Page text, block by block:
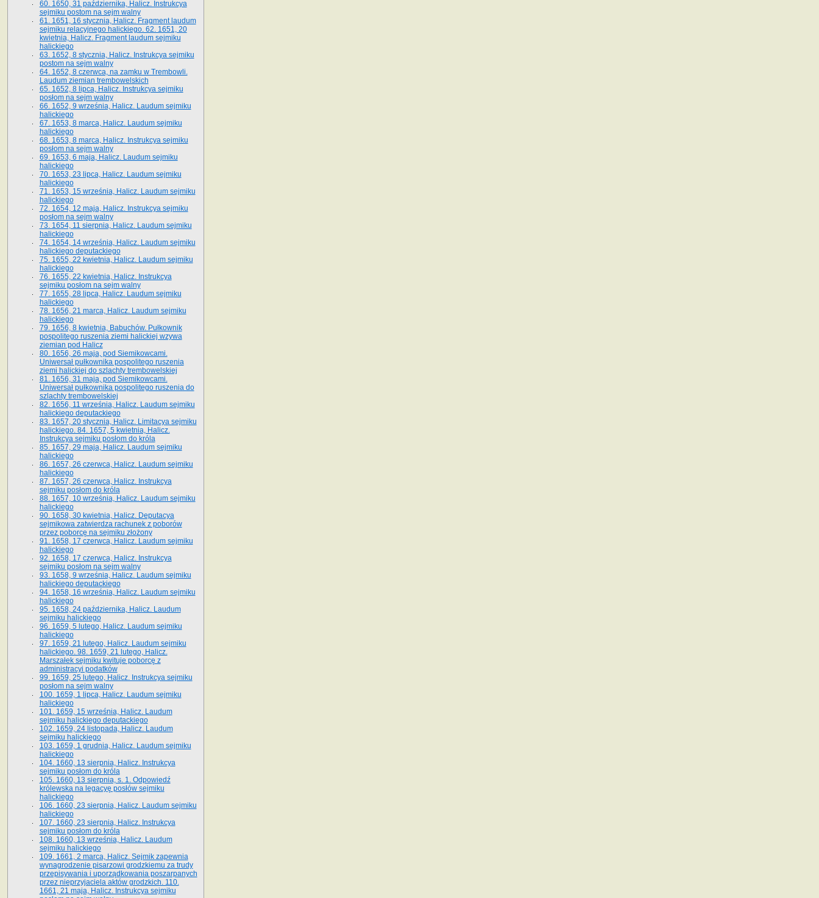
60. 1650, 31 października, Halicz. Instrukcya
sejmiku postom na sejm walny
61. 1651, 16 stycznia, Halicz. Fragment laudum
sejmiku relacyjnego halickiego. 62. 1651, 20
kwietnia, Halicz. Fragment laudum sejmiku
halickiego
63. 1652, 8 stycznia, Halicz. Instrukcya sejmiku
postom na sejm walny
64. 1652, 8 czerwca, na zamku w Trembowli.
Laudum ziemian trembowelskich
65. 1652, 8 lipca, Halicz. Instrukcya sejmiku
posłom na sejm walny
66. 1652, 9 września, Halicz. Laudum sejmiku
halickiego
67. 1653, 8 marca, Halicz. Laudum sejmiku
halickiego
68. 1653, 8 marca, Halicz. Instrukcya sejmiku
posłom na sejm walny
69. 1653, 6 maja, Halicz. Laudum sejmiku
halickiego
70. 1653, 23 lipca, Halicz. Laudum sejmiku
halickiego
71. 1653, 15 września, Halicz. Laudum sejmiku
halickiego
72. 1654, 12 maja, Halicz. Instrukcya sejmiku
posłom na sejm walny
73. 1654, 11 sierpnia, Halicz. Laudum sejmiku
halickiego
74. 1654, 14 września, Halicz. Laudum sejmiku
halickiego deputackiego
75. 1655, 22 kwietnia, Halicz. Laudum sejmiku
halickiego
76. 1655, 22 kwietnia, Halicz. Instrukcya
sejmiku posłom na sejm walny
77. 1655, 28 lipca, Halicz. Laudum sejmiku
halickiego
78. 1656, 21 marca, Halicz. Laudum sejmiku
halickiego
79. 1656, 8 kwietnia, Babuchów. Pułkownik
pospolitego ruszenia ziemi halickiej wzywa
ziemian pod Halicz
80. 1656, 26 maja, pod Siemikowcami.
Uniwersał pułkownika pospolitego ruszenia
ziemi halickiej do szlachty trembowelskiej
81. 1656, 31 maja, pod Siemikowcami.
Uniwersał pułkownika pospolitego ruszenia do
szlachty trembowelskiej
82. 1656, 11 września, Halicz. Laudum sejmiku
halickiego deputackiego
83. 1657, 20 stycznia, Halicz. Limitacya sejmiku
halickiego. 84. 1657, 5 kwietnia, Halicz.
Instrukcya sejmiku posłom do króla
85. 1657, 29 maja, Halicz. Laudum sejmiku
halickiego
86. 1657, 26 czerwca, Halicz. Laudum sejmiku
halickiego
87. 1657, 26 czerwca, Halicz. Instrukcya
sejmiku posłom do króla
88. 1657, 10 września, Halicz. Laudum sejmiku
halickiego
90. 1658, 30 kwietnia, Halicz. Deputacya
sejmikowa zatwierdza rachunek z poborów
przez poborcę na sejmiku złożony
91. 1658, 17 czerwca, Halicz. Laudum sejmiku
halickiego
92. 1658, 17 czerwca, Halicz. Instrukcya
sejmiku posłom na sejm walny
93. 1658, 9 września, Halicz. Laudum sejmiku
halickiego deputackiego
94. 1658, 16 września, Halicz. Laudum sejmiku
halickiego
95. 1658, 24 października, Halicz. Laudum
sejmiku halickiego
96. 1659, 5 lutego, Halicz. Laudum sejmiku
halickiego
97. 1659, 21 lutego, Halicz. Laudum sejmiku
halickiego. 98. 1659, 21 lutego, Halicz.
Marszałek sejmiku kwituje poborcę z
administracyi podatków
99. 1659, 25 lutego, Halicz. Instrukcya sejmiku
posłom na sejm walny
100. 1659, 1 lipca, Halicz. Laudum sejmiku
halickiego
101. 1659, 15 września, Halicz. Laudum
sejmiku halickiego deputackiego
102. 1659, 24 listopada, Halicz. Laudum
sejmiku halickiego
103. 1659, 1 grudnia, Halicz. Laudum sejmiku
halickiego
104. 1660, 13 sierpnia, Halicz. Instrukcya
sejmiku posłom do króla
105. 1660, 13 sierpnia, s. 1. Odpowiedź
królewska na legacyę posłów sejmiku
halickiego
106. 1660, 23 sierpnia, Halicz. Laudum sejmiku
halickiego
107. 1660, 23 sierpnia, Halicz. Instrukcya
sejmiku posłom do króla
108. 1660, 13 września, Halicz. Laudum
sejmiku halickiego
109. 1661, 2 marca, Halicz. Sejmik zapewnia
wynagrodzenie pisarzowi grodzkiemu za trudy
przepisywania i uporządkowania poszarpanych
przez nieprzyjaciela aktów grodzkich. 110.
1661, 21 maja, Halicz. Instrukcya sejmiku